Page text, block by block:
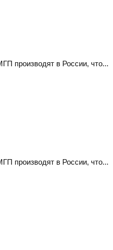
производят в России, что...
производят в России, что...